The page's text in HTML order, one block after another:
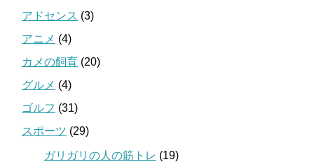
アドセンス (3)
アニメ (4)
カメの飼育 (20)
グルメ (4)
ゴルフ (31)
スポーツ (29)
ガリガリの人の筋トレ (19)